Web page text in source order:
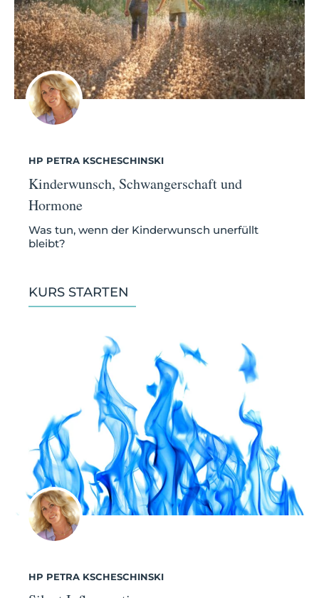
HP PETRA KSCHESCHINSKI
Kinderwunsch, Schwangerschaft und
Hormone
Was tun, wenn der Kinderwunsch unerfüllt
bleibt?
KURS STARTEN
HP PETRA KSCHESCHINSKI